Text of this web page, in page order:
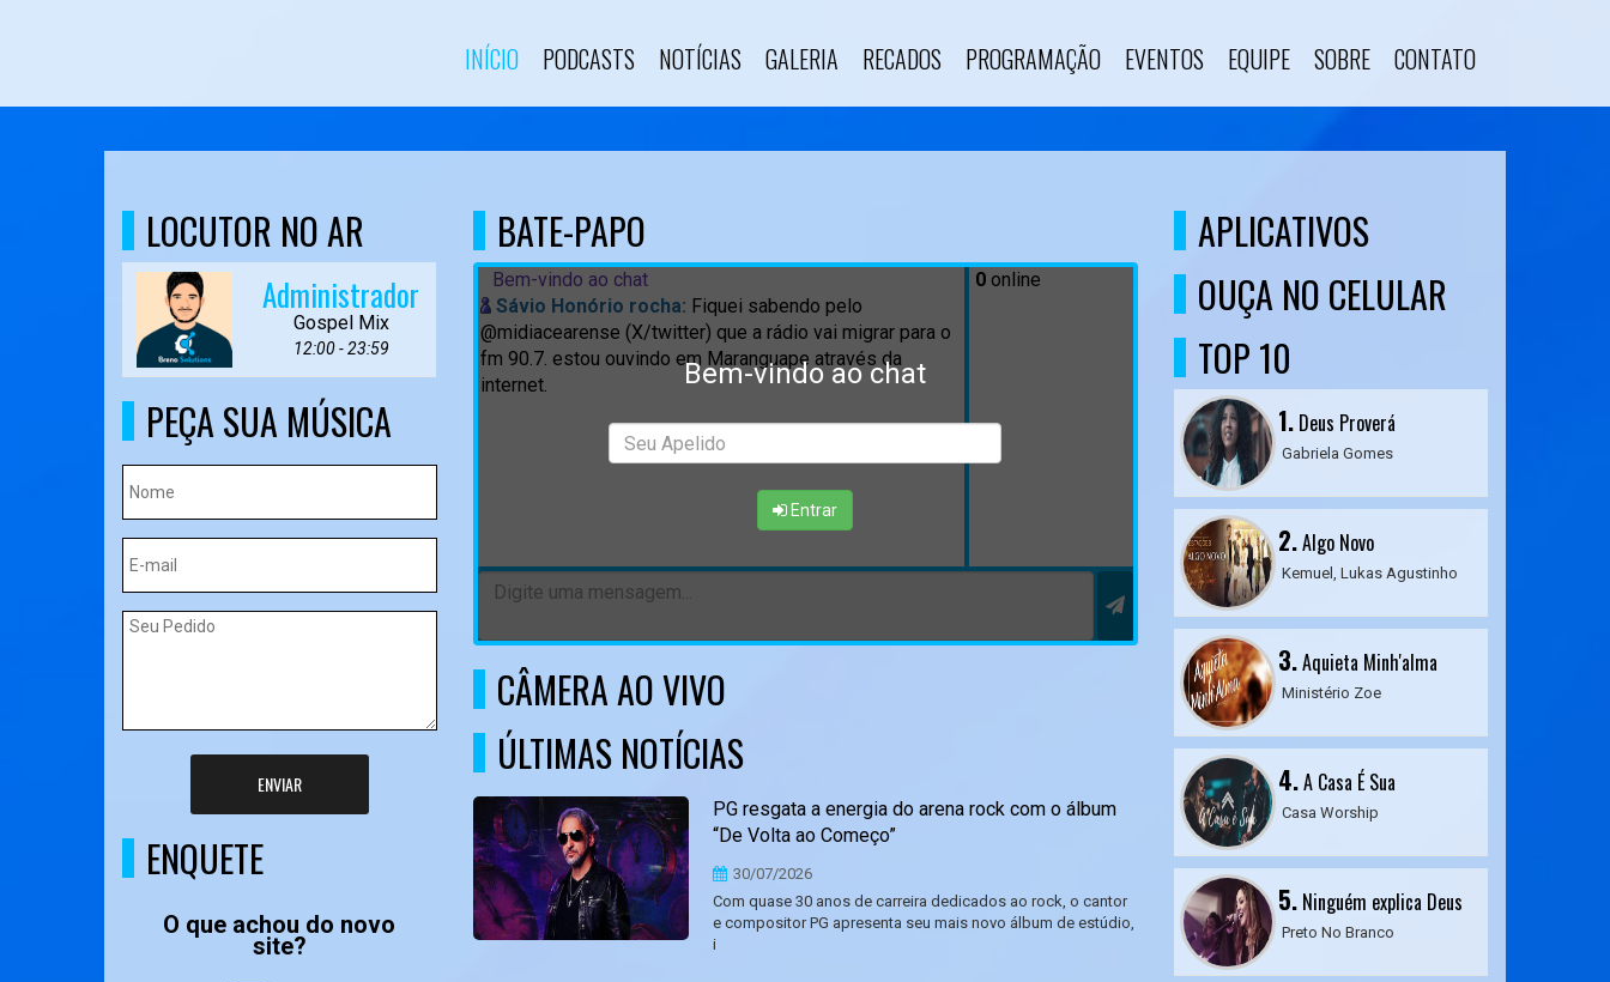
INÍCIO PODCASTS NOTÍCIAS GALERIA RECADOS PROGRAMAÇÃO EVENTOS EQUIPE SOBRE CONTATO
LOCUTOR NO AR
Administrador
Gospel Mix
12:00 - 23:59
PEÇA SUA MÚSICA
ENVIAR
ENQUETE
O que achou do novo
site?
BATE-PAPO
Bem-vindo ao chat
Entrar
Bem-vindo ao chat
Sávio Honório rocha: Fiquei sabendo pelo
@midiacearense (X/twitter) que a rádio vai migrar para o
fm 90.7. estou ouvindo em Maranguape através da
internet.
0online
CÂMERA AO VIVO
ÚLTIMAS NOTÍCIAS
PG resgata a energia do arena rock com o álbum
“De Volta ao Começo”
30/07/2026
Com quase 30 anos de carreira dedicados ao rock, o cantor
e compositor PG apresenta seu mais novo álbum de estúdio,
i
APLICATIVOS
OUÇA NO CELULAR
TOP 10
1.Deus Proverá
Gabriela Gomes
2.Algo Novo
Kemuel, Lukas Agustinho
3.Aquieta Minh'alma
Ministério Zoe
4.A Casa É Sua
Casa Worship
5.Ninguém explica Deus
Preto No Branco